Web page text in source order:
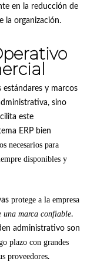
en la reducción de
la organización.
y marcos
sino
este
ERP bien
necesarios para
disponibles y
protege a la empresa
una marca confiable.
administrativo son
plazo con grandes
proveedores.